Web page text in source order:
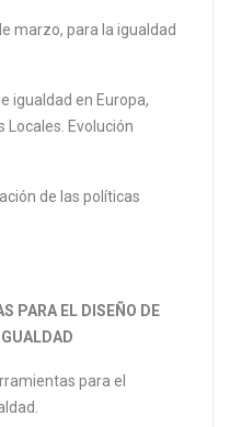
marzo, para la igualdad
igualdad en Europa,
Locales. Evolución
de las políticas
PARA EL DISEÑO DE
para el